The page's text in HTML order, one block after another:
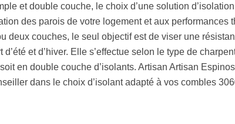
et double couche, le choix d’une solution
des parois de votre logement et aux performances
deux couches, le seul objectif est de viser une
d’été et d’hiver. Elle s’effectue selon le type de
en double couche d’isolants. Artisan Artisan
dans le choix d’isolant adapté à vos combles